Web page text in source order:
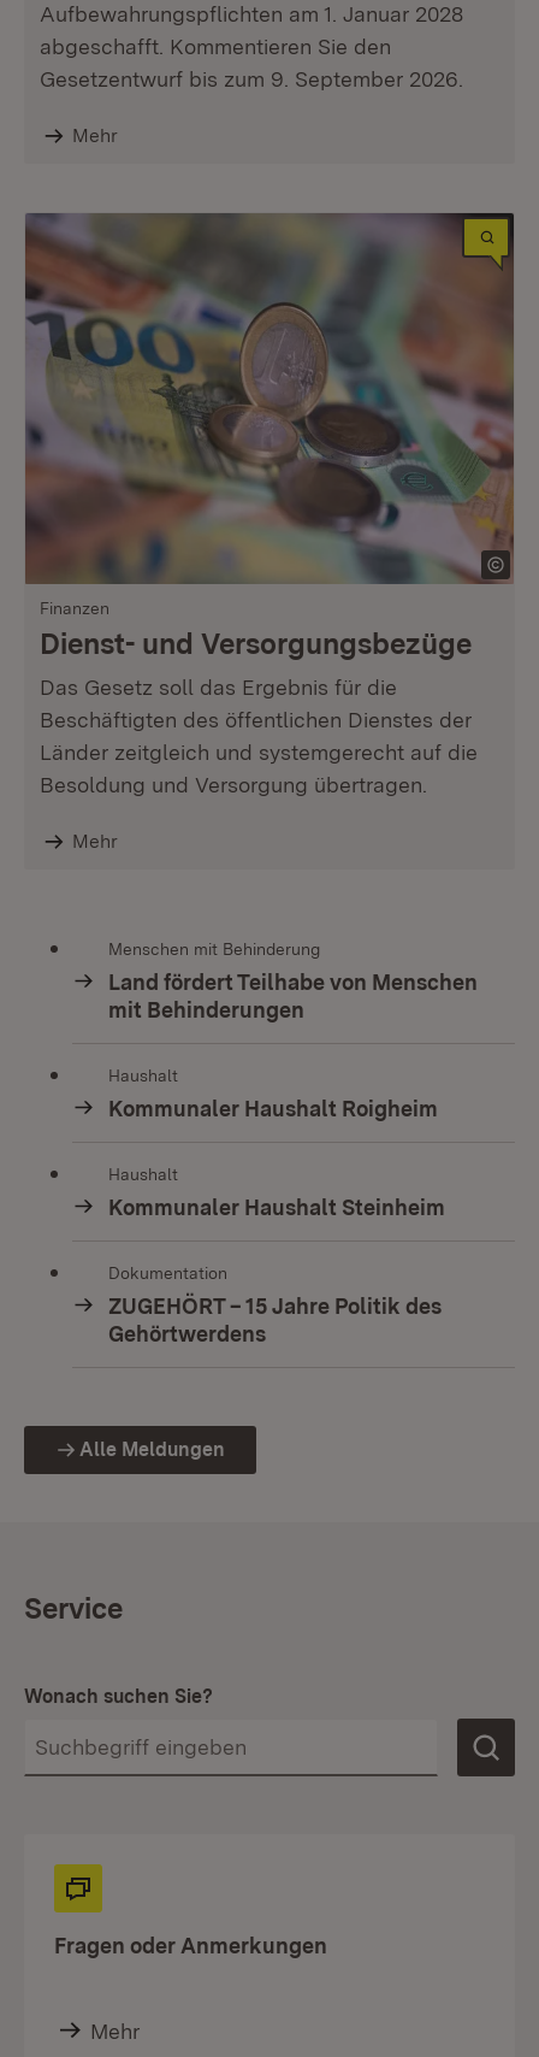
Aufbewahrungspflichten am 1. Januar 2028
abgeschafft. Kommentieren Sie den
Gesetzentwurf bis zum 9. September 2026.
Mehr
Finanzen
Dienst- und Versorgungsbezüge
Das Gesetz soll das Ergebnis für die
Beschäftigten des öffentlichen Dienstes der
Länder zeitgleich und systemgerecht auf die
Besoldung und Versorgung übertragen.
Mehr
Menschen mit Behinderung
Land fördert Teilhabe von Menschen
mit Behinderungen
Haushalt
Kommunaler Haushalt Roigheim
Haushalt
Kommunaler Haushalt Steinheim
Dokumentation
ZUGEHÖRT – 15 Jahre Politik des
Gehörtwerdens
Alle Meldungen
Service
Wonach suchen Sie?
Fragen oder Anmerkungen
Mehr